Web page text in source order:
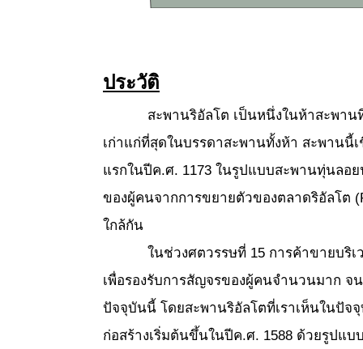
ประวัติ
สะพานริอัลโต เป็นหนึ่งในห้าสะพานที่ทอ
เก่าแก่ที่สุดในบรรดาสะพานทั้งห้า สะพานนี้
แรกในปีค.ศ. 1173 ในรูปแบบสะพานทุ่นลอ
ของผู้คนจากการขยายตัวของตลาดริอัลโต
ใกล้กัน
ในช่วงศตวรรษที่ 15 การค้าขายบริ
เพื่อรองรับการสัญจรของผู้คนจำนวนมาก จ
ปัจจุบันนี้ โดยสะพานริอัลโตที่เราเห็นในปัจ
ก่อสร้างเริ่มต้นขึ้นในปีค.ศ. 1588 ด้วยรูปแ